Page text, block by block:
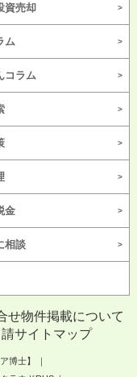
資売却
ム
コラム
金
相談
せ物件掲載について
サイトマップ
博士】